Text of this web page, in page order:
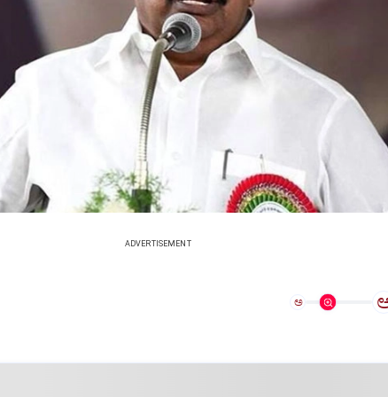
ADVERTISEMENT
ಅ